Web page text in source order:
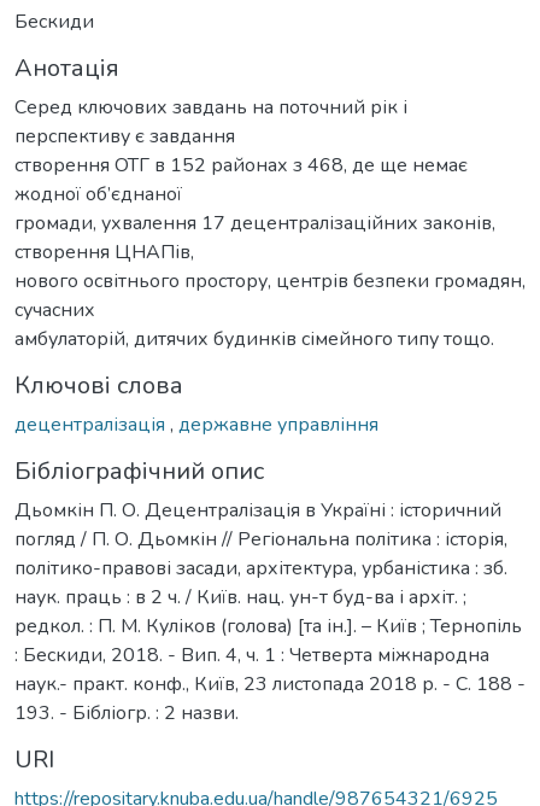
Бескиди
Анотація
Серед ключових завдань на поточний рік і
перспективу є завдання
створення ОТГ в 152 районах з 468, де ще немає
жодної об’єднаної
громади, ухвалення 17 децентралізаційних законів,
створення ЦНАПів,
нового освітнього простору, центрів безпеки громадян,
сучасних
амбулаторій, дитячих будинків сімейного типу тощо.
Ключові слова
децентралізація , державне управління
Бібліографічний опис
Дьомкін П. О. Децентралізація в Україні : історичний
погляд / П. О. Дьомкін // Регіональна політика : історія,
політико-правові засади, архітектура, урбаністика : зб.
наук. праць : в 2 ч. / Київ. нац. ун-т буд-ва і архіт. ;
редкол. : П. М. Куліков (голова) [та ін.]. – Київ ; Тернопіль
: Бескиди, 2018. - Вип. 4, ч. 1 : Четверта міжнародна
наук.- практ. конф., Київ, 23 листопада 2018 р. - С. 188 -
193. - Бібліогр. : 2 назви.
URI
https://repositary.knuba.edu.ua/handle/987654321/6925